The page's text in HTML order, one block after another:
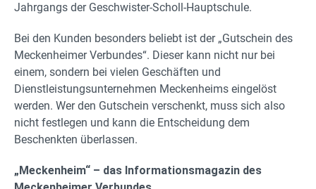
Jahrgangs der Geschwister-Scholl-Hauptschule.
Bei den Kunden besonders beliebt ist der „Gutschein des
Meckenheimer Verbundes“. Dieser kann nicht nur bei
einem, sondern bei vielen Geschäften und
Dienstleistungsunternehmen Meckenheims eingelöst
werden. Wer den Gutschein verschenkt, muss sich also
nicht festlegen und kann die Entscheidung dem
Beschenkten überlassen.
„Meckenheim“ – das Informationsmagazin des